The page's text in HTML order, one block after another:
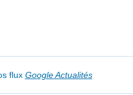
flux Google Actualités